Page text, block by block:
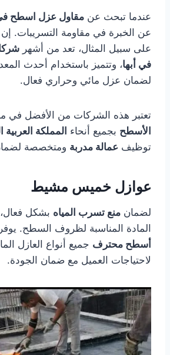
عندما تبحث عن مقاول عزل اسطح في
عن الخبرة في مقاومة التسريبات. إن
على سبيل المثال، تعد من أشهر
في أبها، وتتميز باستخدام أحدث
لضمان عزل مائي وحراري فعال.
تعتبر هذه الشركات من الأفضل في
الأسطح بجميع أنحاء المملكة
توظيف عمالة مدربة ومتخصصة
عوازل خميس مشيط
لضمان منع تسرب المياه بشكل فعال،
المادة المناسبة لظروف السطح. يوفر
أسطح محترف جميع أنواع العازل
لاحتياجات العميل مع ضمان الجودة.